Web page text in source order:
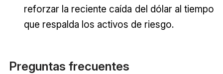
reforzar la reciente caída del dólar al tiempo
que respalda los activos de riesgo.
Preguntas frecuentes